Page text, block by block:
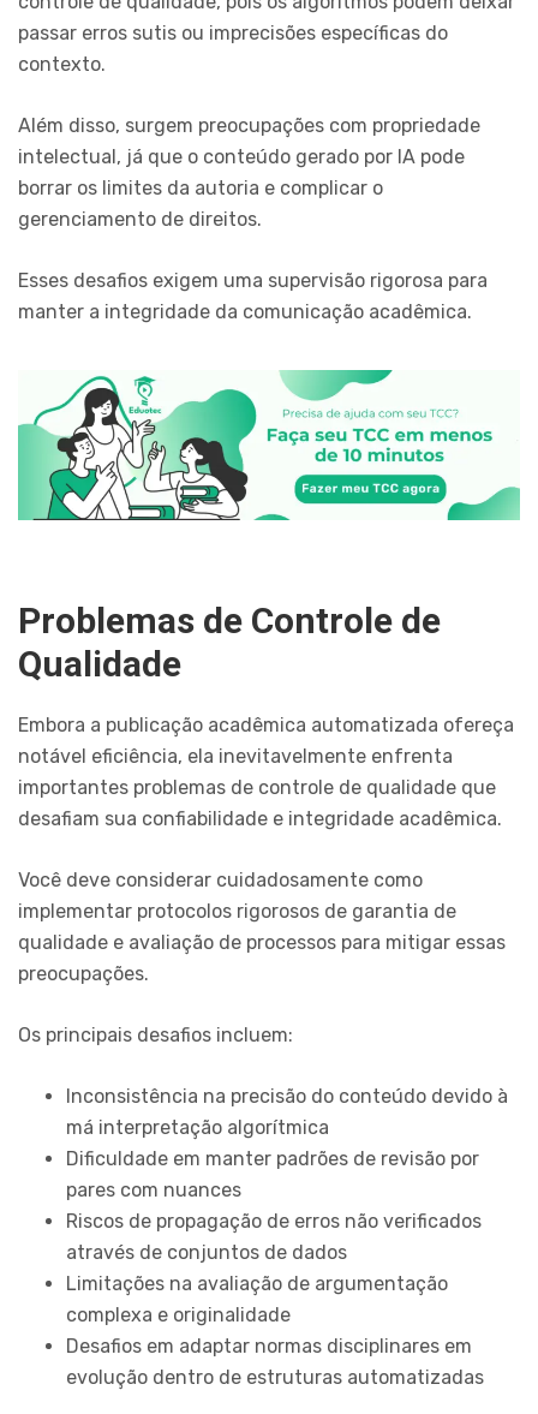
passar erros sutis ou imprecisões específicas do
contexto.
Além disso, surgem preocupações com propriedade
intelectual, já que o conteúdo gerado por IA pode
borrar os limites da autoria e complicar o
gerenciamento de direitos.
Esses desafios exigem uma supervisão rigorosa para
manter a integridade da comunicação acadêmica.
Problemas de Controle de
Qualidade
Embora a publicação acadêmica automatizada ofereça
notável eficiência, ela inevitavelmente enfrenta
importantes problemas de controle de qualidade que
desafiam sua confiabilidade e integridade acadêmica.
Você deve considerar cuidadosamente como
implementar protocolos rigorosos de garantia de
qualidade e avaliação de processos para mitigar essas
preocupações.
Os principais desafios incluem:
Inconsistência na precisão do conteúdo devido à
má interpretação algorítmica
Dificuldade em manter padrões de revisão por
pares com nuances
Riscos de propagação de erros não verificados
através de conjuntos de dados
Limitações na avaliação de argumentação
complexa e originalidade
Desafios em adaptar normas disciplinares em
evolução dentro de estruturas automatizadas